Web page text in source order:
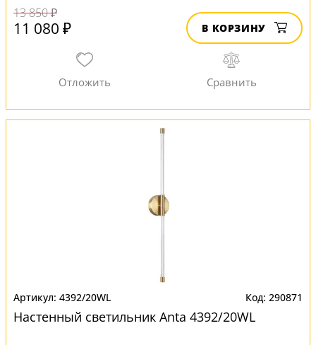
13 850 ₽
11 080 ₽ В КОРЗИНУ
4392/20WL 290871
Настенный светильник Anta 4392/20WL